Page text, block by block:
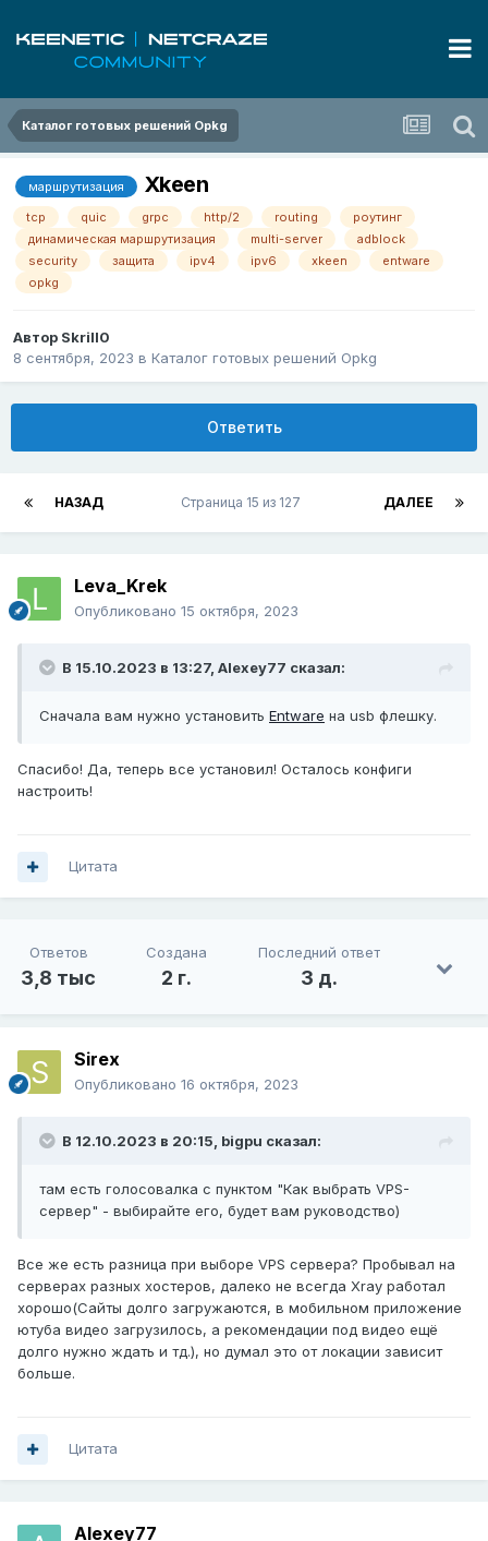
Каталог готовых решений Opkg
маршрутизация Xkeen
tcp quic grpc http/2 routing
роутинг
динамическая маршрутизация
multi-server
adblock
security
защита ipv4 ipv6 xkeen
entware
opkg
Автор Skrill0
8 сентября, 2023 в Каталог готовых решений Opkg
Ответить
НАЗАД ДАЛЕЕ
Страница 15 из 127
Leva_Krek
Опубликовано 15 октября, 2023
В 15.10.2023 в 13:27, Alexey77 сказал:
Сначала вам нужно установить Entware на usb флешку.
Спасибо! Да, теперь все установил! Осталось конфиги
настроить!
Цитата
Ответов
3,8 тыс
Создана
2 г.
Последний ответ
3 д.
Sirex
Опубликовано 16 октября, 2023
В 12.10.2023 в 20:15, bigpu сказал:
там есть голосовалка с пунктом "Как выбрать VPS-
сервер" - выбирайте его, будет вам руководство)
Все же есть разница при выборе VPS сервера? Пробывал на
серверах разных хостеров, далеко не всегда Xray работал
хорошо(Сайты долго загружаются, в мобильном приложение
ютуба видео загрузилось, а рекомендации под видео ещё
долго нужно ждать и тд.), но думал это от локации зависит
больше.
Цитата
Alexey77